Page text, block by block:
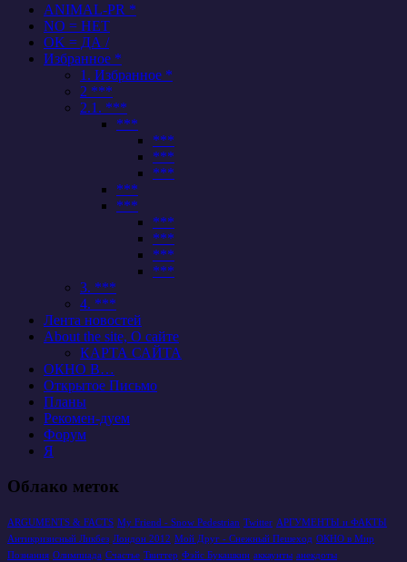
ANIMAL-PR *
NO = НЕТ
OK = ДА /
Избранное *
1. Избранное *
2 ***
2.1. ***
***
***
***
***
***
***
***
***
***
***
3. ***
4. ***
Лента новостей
About the site, О сайте
КАРТА САЙТА
ОКНО В…
Открытое Письмо
Планы
Рекомен-дуем
Форум
Я
Облако меток
ARGUMENTS & FACTS My Friend - Snow Pedestrian Twitter АРГУМЕНТЫ и ФАКТЫ
Антикризисный Ликбез Лондон 2012 Мой Друг - Снежный Пешеход ОКНО в Мир
Познания Олимпиада Счастье Твиттер Фэйс Букашкин аккаунты анекдоты